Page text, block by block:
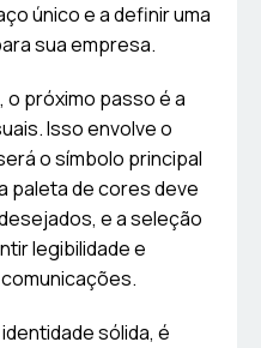
único e a definir uma
sua empresa.
próximo passo é a
Isso envolve o
o símbolo principal
paleta de cores deve
e a seleção
legibilidade e
sólida, é